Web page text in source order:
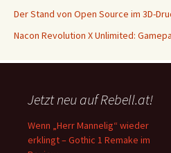
Der Stand von Open Source im 3D-
Nacon Revolution X Unlimited:
Jetzt neu auf Rebell.at!
Wenn „Herr Mannelig“ wieder
erklingt – Gothic 1 Remake im